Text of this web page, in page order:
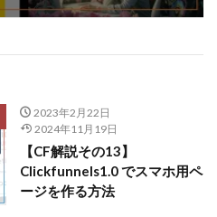
2023年2月22日
2024年11月19日
【CF解説その13】
Clickfunnels1.0 でスマホ用ペ
ージを作る方法